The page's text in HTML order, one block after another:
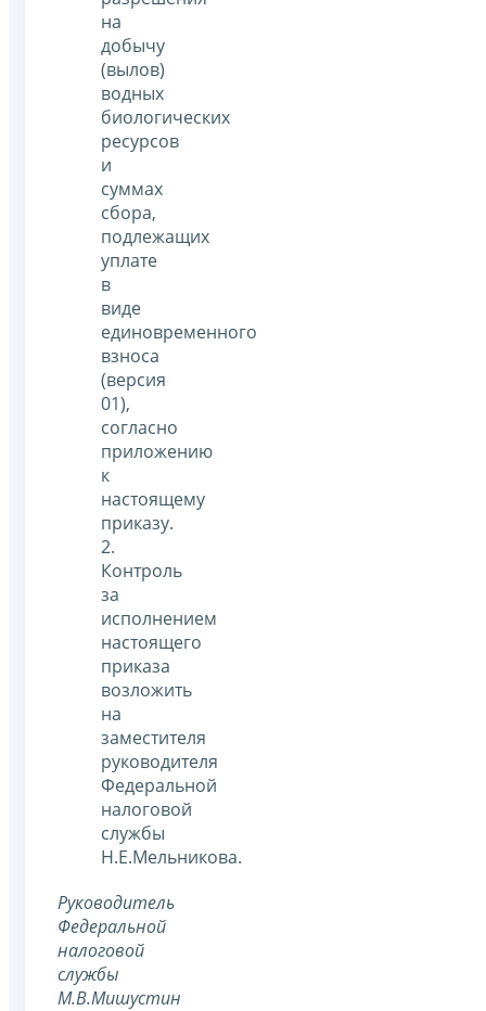
на
добычу
(вылов)
водных
биологических
ресурсов
и
суммах
сбора,
подлежащих
уплате
в
виде
единовременного
взноса
(версия
01),
согласно
приложению
к
настоящему
приказу.
2.
Контроль
за
исполнением
настоящего
приказа
возложить
на
заместителя
руководителя
Федеральной
налоговой
службы
Н.Е.Мельникова.
Руководитель
Федеральной
налоговой
службы
М.В.Мишустин